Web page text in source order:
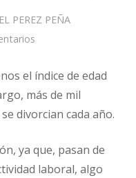
PEREZ PEÑA
el índice de edad
más de mil
divorcian cada año.
ya que, pasan de
laboral, algo